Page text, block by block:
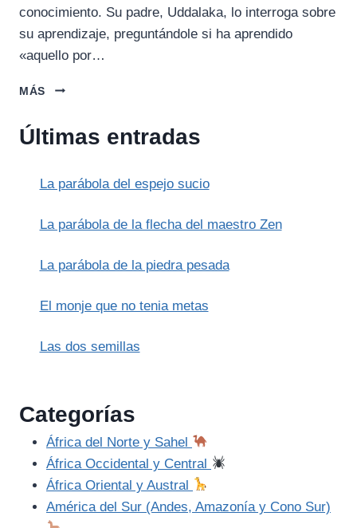
conocimiento. Su padre, Uddalaka, lo interroga sobre
su aprendizaje, preguntándole si ha aprendido
«aquello por…
MÁS
SVETAKETU
PADRE
UPANISHAD)
Últimas entradas
La parábola del espejo sucio
La parábola de la flecha del maestro Zen
La parábola de la piedra pesada
El monje que no tenia metas
Las dos semillas
Categorías
África del Norte y Sahel
África Occidental y Central
África Oriental y Austral
América del Sur (Andes, Amazonía y Cono Sur)